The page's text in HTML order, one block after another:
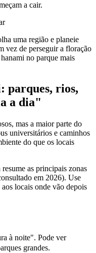
a cair.
uma região e planeie
vez de perseguir a floração
no parque mais
parques, rios,
a dia"
mas a maior parte do
universitários e caminhos
do que os locais
as principais zonas
em 2026). Use
locais onde vão depois
à noite". Pode ver
grandes.